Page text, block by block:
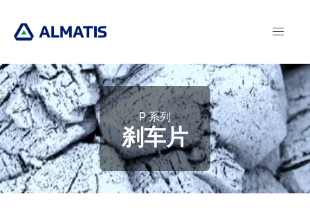
main
content
P 系列
刹车片